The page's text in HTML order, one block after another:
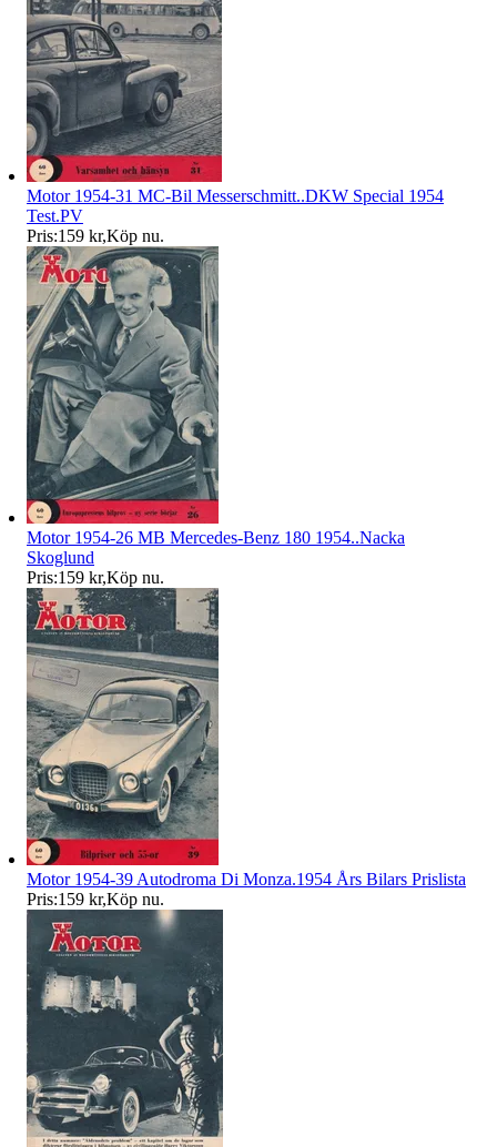
Motor 1954-31 MC-Bil Messerschmitt..DKW Special 1954
Test.PV
Pris:159 kr,Köp nu.
Motor 1954-26 MB Mercedes-Benz 180 1954..Nacka
Skoglund
Pris:159 kr,Köp nu.
Motor 1954-39 Autodroma Di Monza.1954 Års Bilars Prislista
Pris:159 kr,Köp nu.